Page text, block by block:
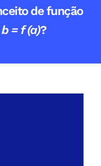
de função
b = f (a)?